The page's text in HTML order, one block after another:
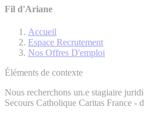
Fil d'Ariane
Accueil
Espace Recrutement
Nos Offres D'emploi
Éléments de contexte
Nous recherchons un.e stagiaire
Secours Catholique Caritas France -